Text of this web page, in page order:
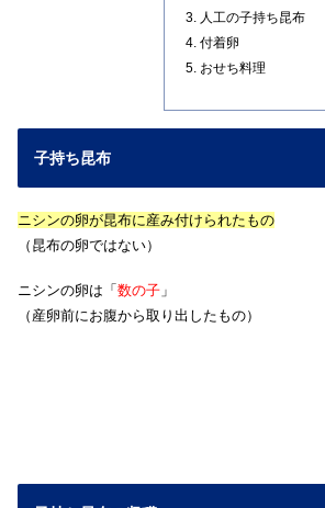
人工の子持ち昆布
付着卵
おせち料理
子持ち昆布
ニシンの卵が昆布に産み付けられたもの
（昆布の卵ではない）
ニシンの卵は「 数の子 」
（産卵前にお腹から取り出したもの）